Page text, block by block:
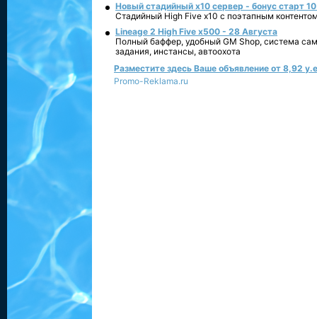
Новый стадийный х10 сервер - бонус старт
Стадийный High Five x10 с поэтапным
Lineage 2 High Five x500 - 28 Августа
Полный баффер, удобный GM Shop, система
задания, инстансы, автоохота
Разместите здесь Ваше объявление от 8,92
Promo-Reklama.ru